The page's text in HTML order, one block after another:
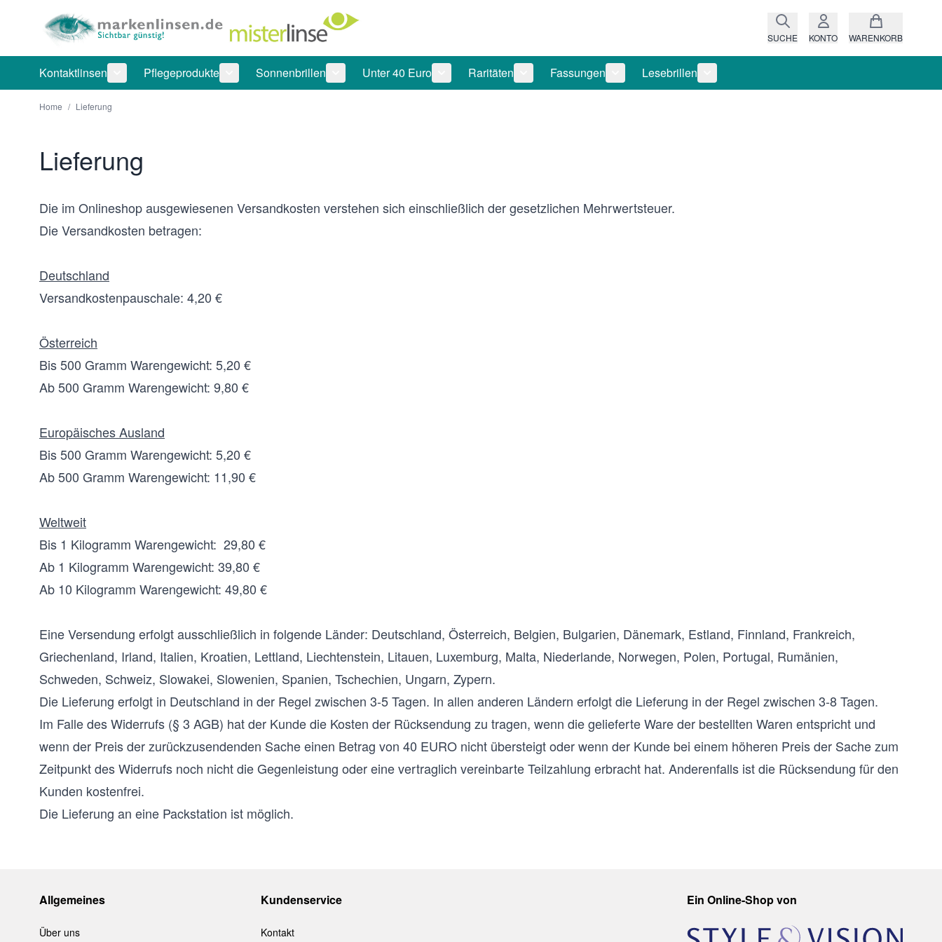
SUCHE KONTO WARENKORB
Kontaktlinsen
Untermenü für Kategorie Kontaktlinsen anzeigen
Pflegeprodukte
Untermenü für Kategorie Pflegeprodukte anzeigen
Sonnenbrillen
Untermenü für Kategorie Sonnenbrillen anzeigen
Unter 40 Euro
Untermenü für Kategorie Unter 40 Euro anzeigen
Raritäten
Untermenü für Kategorie Raritäten anzeigen
Fassungen
Untermenü für Kategorie Fassungen anzeigen
Lesebrillen
Untermenü für Kategorie Lesebrillen anzeigen
Home / Lieferung
Lieferung
Die im Onlineshop ausgewiesenen Versandkosten verstehen sich einschließlich der gesetzlichen Mehrwertsteuer.
Die Versandkosten betragen:
Deutschland
Versandkostenpauschale: 4,20 €
Österreich
Bis 500 Gramm Warengewicht: 5,20 €
Ab 500 Gramm Warengewicht: 9,80 €
Europäisches Ausland
Bis 500 Gramm Warengewicht: 5,20 €
Ab 500 Gramm Warengewicht: 11,90 €
Weltweit
Bis 1 Kilogramm Warengewicht: 29,80 €
Ab 1 Kilogramm Warengewicht: 39,80 €
Ab 10 Kilogramm Warengewicht: 49,80 €
Eine Versendung erfolgt ausschließlich in folgende Länder: Deutschland, Österreich, Belgien, Bulgarien, Dänemark, Estland, Finnland, Frankreich,
Griechenland, Irland, Italien, Kroatien, Lettland, Liechtenstein, Litauen, Luxemburg, Malta, Niederlande, Norwegen, Polen, Portugal, Rumänien,
Schweden, Schweiz, Slowakei, Slowenien, Spanien, Tschechien, Ungarn, Zypern.
Die Lieferung erfolgt in Deutschland in der Regel zwischen 3-5 Tagen. In allen anderen Ländern erfolgt die Lieferung in der Regel zwischen 3-8 Tagen.
Im Falle des Widerrufs (§ 3 AGB) hat der Kunde die Kosten der Rücksendung zu tragen, wenn die gelieferte Ware der bestellten Waren entspricht und
wenn der Preis der zurückzusendenden Sache einen Betrag von 40 EURO nicht übersteigt oder wenn der Kunde bei einem höheren Preis der Sache zum
Zeitpunkt des Widerrufs noch nicht die Gegenleistung oder eine vertraglich vereinbarte Teilzahlung erbracht hat. Anderenfalls ist die Rücksendung für den
Kunden kostenfrei.
Die Lieferung an eine Packstation ist möglich.
Allgemeines
Über uns
Kundenservice
Kontakt
Ein Online-Shop von